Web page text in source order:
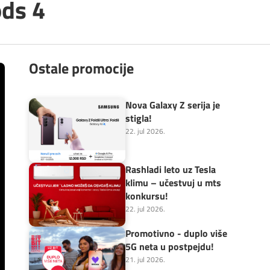
4
Ostale promocije
Nova Galaxy Z serija je
stigla!
22. jul 2026.
Rashladi leto uz Tesla
klimu – učestvuj u mts
konkursu!
22. jul 2026.
Promotivno - duplo više
5G neta u postpejdu!
21. jul 2026.